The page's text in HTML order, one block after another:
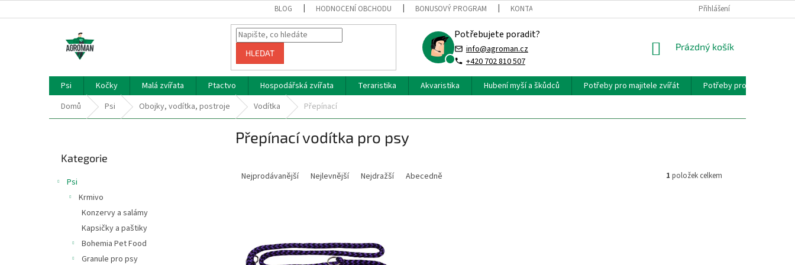
na
BLOG HODNOCENÍ OBCHODU BONUSOVÝ PROGRAM KONTAKT Přihlášení
HLEDAT
Potřebujete poradit?
info@agroman.cz
+420 702 810 507
NÁKUPNÍ
Prázdný košík
Psi Kočky Malá zvířata Ptactvo Hospodářská zvířata Teraristika Akvaristika Hubení myší a škůdců Potřeby pro majitele zvířát
Potřeby pro chovatele
Domů
Psi Obojky, vodítka, postroje Vodítka Přepínací
kategorie
Kategorie
Psi
Krmivo
Konzervy a salámy
Kapsičky a paštiky
Bohemia Pet Food
Granule pro psy
Přepínací vodítka pro psy
Nejprodávanější Nejlevnější Nejdražší Abecedně 1 položek celkem